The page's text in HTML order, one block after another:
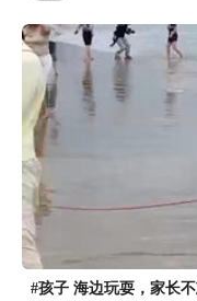
#孩子 海边玩耍，家长不